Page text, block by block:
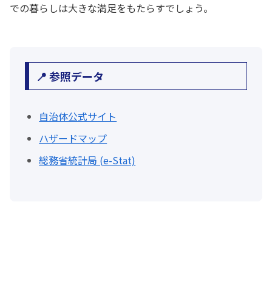
での暮らしは大きな満足をもたらすでしょう。
📍 参照データ
自治体公式サイト
ハザードマップ
総務省統計局 (e-Stat)